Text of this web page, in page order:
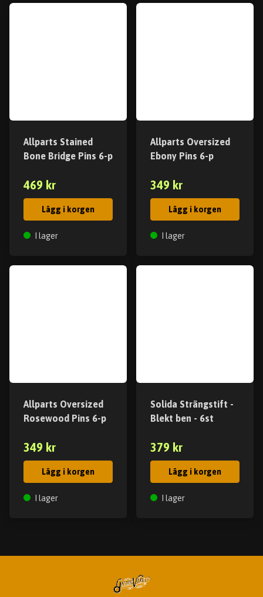
Allparts Stained
Bone Bridge Pins 6-p
469 kr
Lägg i korgen
I lager
Allparts Oversized
Ebony Pins 6-p
349 kr
Lägg i korgen
I lager
Allparts Oversized
Rosewood Pins 6-p
349 kr
Lägg i korgen
I lager
Solida Strängstift -
Blekt ben - 6st
379 kr
Lägg i korgen
I lager